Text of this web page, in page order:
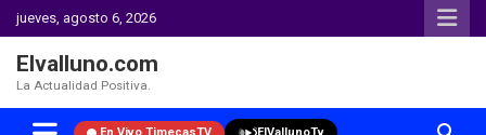
jueves, agosto 6, 2026
Elvalluno.com
La Actualidad Positiva.